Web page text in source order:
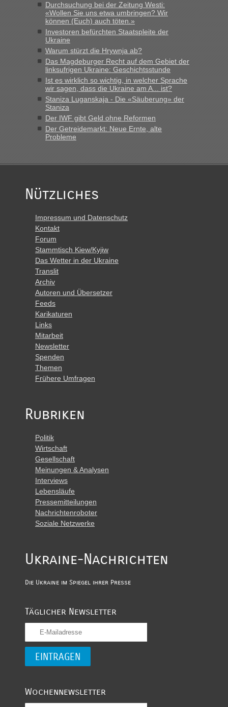
Durchsuchung bei der Zeitung Westi:
«Wollen Sie uns etwa umbringen? Wir
können (Euch) auch töten.»
Investoren befürchten Staatspleite der
Ukraine
Warum stürzt die Hrywnja ab?
Das Magdeburger Recht auf dem Gebiet der
linksufrigen Ukraine: Geschichtsstunde
Ist es wirklich so wichtig, in welcher Sprache
wir sagen, dass die Ukraine am A... ist?
Staniza Luganskaja - Die «Säuberung» der
Staniza
Der IWF gibt Geld ohne Reformen
Der Getreidemarkt: Neue Ernte, alte
Probleme
Nützliches
Impressum und Datenschutz
Kontakt
Forum
Stammtisch Kiew/Kyjiw
Das Wetter in der Ukraine
Translit
Archiv
Autoren und Übersetzer
Feeds
Karikaturen
Links
Mitarbeit
Newsletter
Spenden
Themen
Frühere Umfragen
Rubriken
Politik
Wirtschaft
Gesellschaft
Meinungen & Analysen
Interviews
Lebensläufe
Pressemitteilungen
Nachrichtenroboter
Soziale Netzwerke
Ukraine-Nachrichten
Die Ukraine im Spiegel ihrer Presse
Täglicher Newsletter
Wochennewsletter